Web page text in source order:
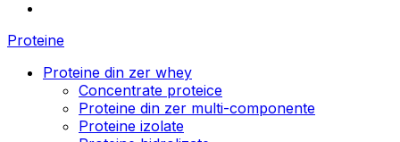
Proteine
Proteine din zer whey
Concentrate proteice
Proteine din zer multi-componente
Proteine izolate